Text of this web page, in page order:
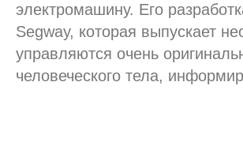
электромашину. Его
Segway, которая выпускает
управляются очень
человеческого тела,